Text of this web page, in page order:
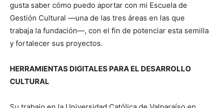
gusta saber cómo puedo aportar con mi Escuela de
Gestión Cultural —una de las tres áreas en las que
trabaja la fundación—, con el fin de potenciar esta semilla
y fortalecer sus proyectos.
HERRAMIENTAS DIGITALES PARA EL DESARROLLO
CULTURAL